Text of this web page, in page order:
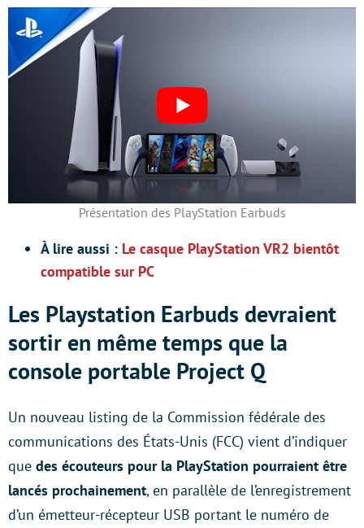
Présentation des PlayStation Earbuds
À lire aussi : Le casque PlayStation VR2 bientôt
compatible sur PC
Les Playstation Earbuds devraient
sortir en même temps que la
console portable Project Q
Un nouveau listing de la Commission fédérale des
communications des États-Unis (FCC) vient d’indiquer
que des écouteurs pour la PlayStation pourraient être
lancés prochainement, en parallèle de l’enregistrement
d’un émetteur-récepteur USB portant le numéro de